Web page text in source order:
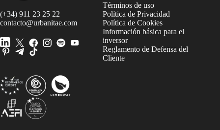
(+34) 911 23 25 22
contacto@urbanitae.com
Términos de uso
Política de Privacidad
Política de Cookies
Información básica para el
inversor
Reglamento de Defensa del
Cliente